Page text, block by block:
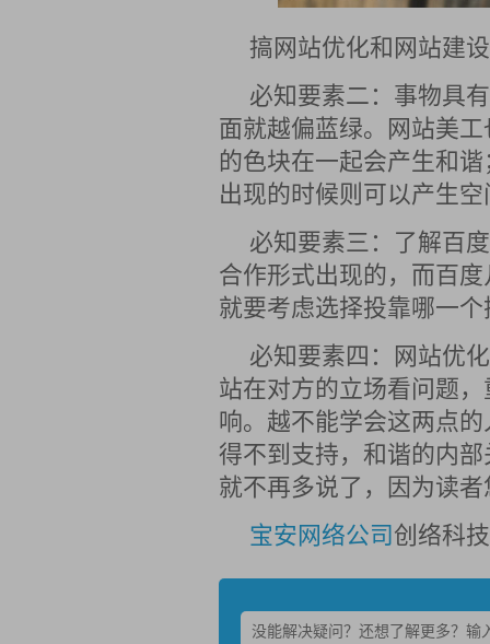
搞网站优化和网站建
必知要素二：事物具
面就越偏蓝绿。网站美
的色块在一起会产生和
出现的时候则可以产生
必知要素三：了解百
合作形式出现的，而百
就要考虑选择投靠哪一
必知要素四：网站优
站在对方的立场看问题
响。越不能学会这两点
得不到支持，和谐的内
就不再多说了，因为读
宝安网络公司 创络科